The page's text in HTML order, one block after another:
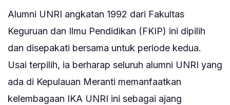
Alumni UNRI angkatan 1992 dari Fakultas
Keguruan dan Ilmu Pendidikan (FKIP) ini dipilih
dan disepakati bersama untuk periode kedua.
Usai terpilih, ia berharap seluruh alumni UNRI yang
ada di Kepulauan Meranti memanfaatkan
kelembagaan IKA UNRI ini sebagai ajang